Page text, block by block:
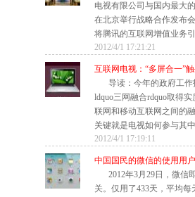
电视有限公司与国内最大
在北京举行战略合作发布
将腾讯的互联网增值业务
2012/4/1 17:21:21
互联网电视：“多屏合一”
导读：今年的政府工
ldquo三网融合rdquo取得
联网和移动互联网之间的
关键就是电视如何参与其
2012/4/1 17:19:11
中国国民的微信的使用用
2012年3月29日，微信
关。仅用了433天，平均